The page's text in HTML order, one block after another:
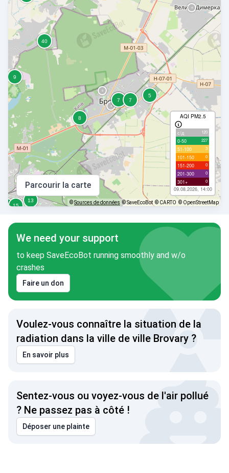
AQI PM2.5
с/д 120
0-50 227
51-100 3
101-150 0
151-200 0
201-300 0
301+ 0
09.08.2026, 14:00
Parcourir la carte
©Sources de données © SaveEcoBot © CARTO © OpenStreetMap
We need your support
to keep SaveEcoBot running smoothly and w/o
crashes
Faire un don
Voulez-vous connaître la situation de la
radiation dans la ville de ville Brovary ?
En savoir plus
Sentez-vous ou voyez-vous de l'air pollué
? Ne passez pas à côté !
Déposer une plainte